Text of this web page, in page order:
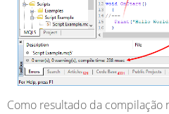
Como resultado da